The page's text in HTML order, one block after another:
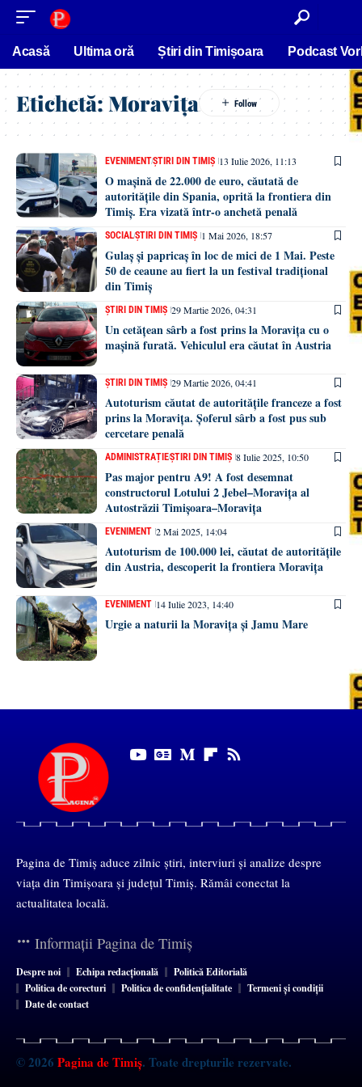
conținut
Acasă Ultima oră Știri din Timișoara Podcast
Etichetă: Moravița
EVENIMENTȘTIRI DIN TIMIȘ 13 Iulie 2026, 11:13
O mașină de 22.000 de euro, căutată de
autoritățile din Spania, oprită la frontiera din
Timiș. Era vizată într-o anchetă penală
SOCIALȘTIRI DIN TIMIȘ 1 Mai 2026, 18:57
Gulaș și papricaș în loc de mici de 1 Mai. Peste
50 de ceaune au fiert la un festival tradițional
din Timiș
ȘTIRI DIN TIMIȘ 29 Martie 2026, 04:31
Un cetățean sârb a fost prins la Moravița cu o
mașină furată. Vehiculul era căutat în Austria
ȘTIRI DIN TIMIȘ 29 Martie 2026, 04:41
Autoturism căutat de autoritățile franceze a fost
prins la Moravița. Șoferul sârb a fost pus sub
cercetare penală
ADMINISTRAȚIEȘTIRI DIN TIMIȘ 8 Iulie 2025, 10:50
Pas major pentru A9! A fost desemnat
constructorul Lotului 2 Jebel–Moravița al
Autostrăzii Timișoara–Moravița
EVENIMENT 2 Mai 2025, 14:04
Autoturism de 100.000 lei, căutat de autoritățile
din Austria, descoperit la frontiera Moravița
EVENIMENT 14 Iulie 2023, 14:40
Urgie a naturii la Moravița și Jamu Mare
Pagina de Timiș aduce zilnic știri, interviuri și analize despre
viața din Timișoara și județul Timiș. Rămâi conectat la
actualitatea locală.
Informații Pagina de Timiș
Despre noi Echipa redacțională
Politică Editorială
Politica de corecturi
Politica de confidențialitate
Termeni și condiții
Date de contact
© 2026 Pagina de Timiș. Toate drepturile rezervate.